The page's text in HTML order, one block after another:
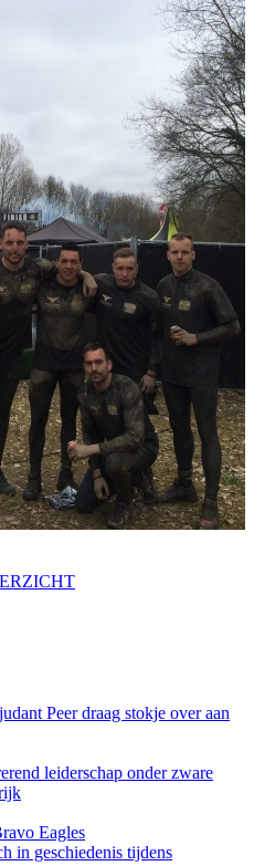
Peer draag stokje over aan
leiderschap onder zware
Eagles
in geschiedenis tijdens